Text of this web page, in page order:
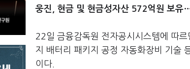
웅진, 현금 및 현금성자산 572억원 보유
22일 금융감독원 전자공시시스템에 따
지 배터리 패키지 공정 자동화장비 기술
이다.